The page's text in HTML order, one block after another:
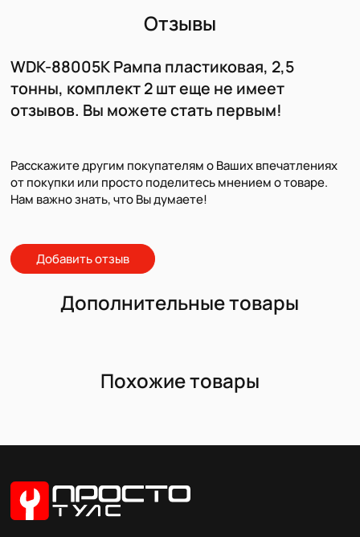
Отзывы
WDK-88005K Рампа пластиковая, 2,5
тонны, комплект 2 шт еще не имеет
отзывов. Вы можете стать первым!
Расскажите другим покупателям о Ваших впечатлениях
от покупки или просто поделитесь мнением о товаре.
Нам важно знать, что Вы думаете!
Добавить отзыв
Дополнительные товары
Похожие товары